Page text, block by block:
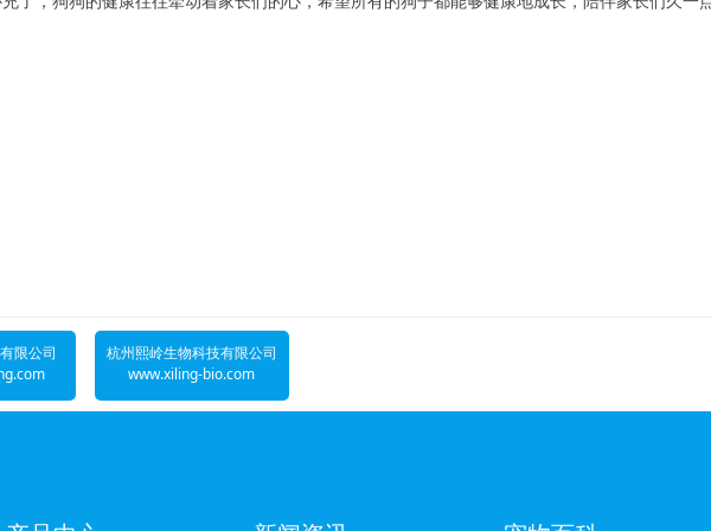
限公司
杭州熙岭生物科技有限公司
www.xiling-bio.com